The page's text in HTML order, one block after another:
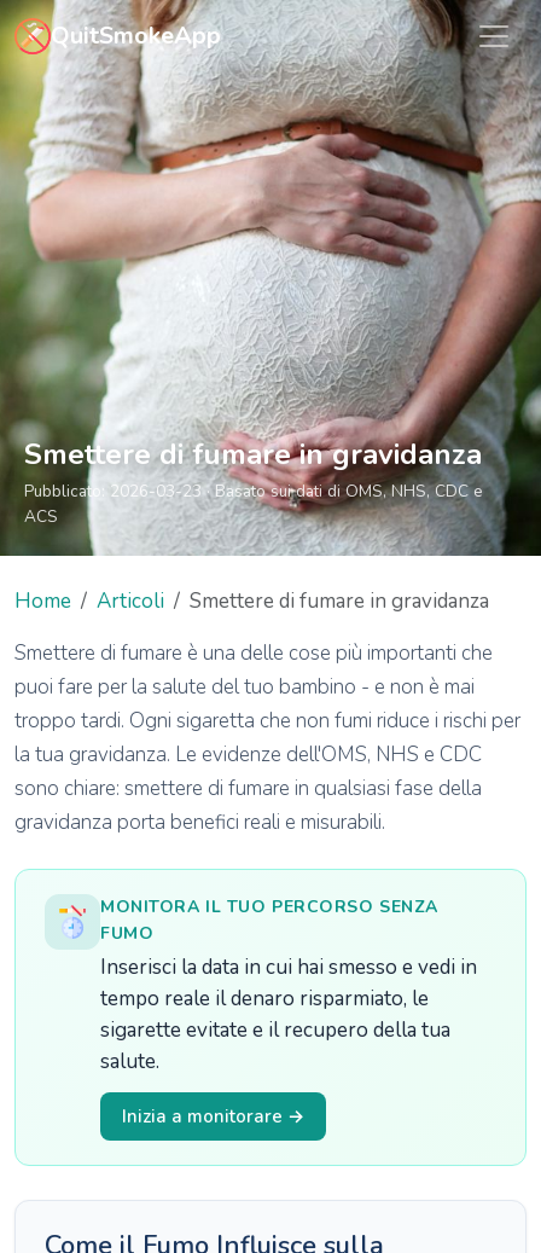
Vai al contenuto principale
QuitSmokeApp
Smettere di fumare in gravidanza
Pubblicato: 2026-03-23· Basato sui dati di OMS, NHS, CDC e
ACS
Home Articoli
Smettere di fumare in gravidanza
Smettere di fumare è una delle cose più importanti che
puoi fare per la salute del tuo bambino - e non è mai
troppo tardi. Ogni sigaretta che non fumi riduce i rischi per
la tua gravidanza. Le evidenze dell'OMS, NHS e CDC
sono chiare: smettere di fumare in qualsiasi fase della
gravidanza porta benefici reali e misurabili.
MONITORA IL TUO PERCORSO SENZA
FUMO
Inserisci la data in cui hai smesso e vedi in
tempo reale il denaro risparmiato, le
sigarette evitate e il recupero della tua
salute.
Inizia a monitorare →
Come il Fumo Influisce sulla